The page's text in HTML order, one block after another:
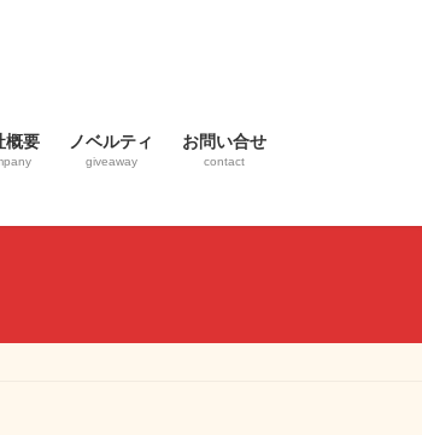
概要 ノベルティ
giveaway
お問い合せ
contact